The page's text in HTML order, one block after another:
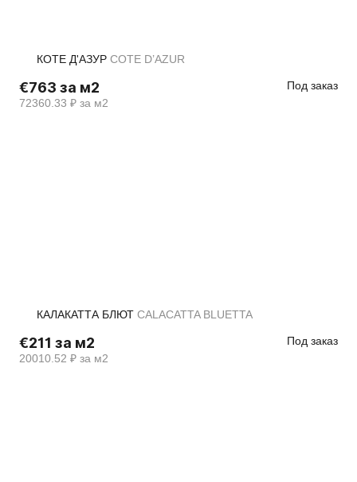
КОТЕ Д'АЗУР COTE D’AZUR
€763 за м2
72360.33 ₽ за м2
Под заказ
КАЛАКАТТА БЛЮТ CALACATTA BLUETTA
€211 за м2
20010.52 ₽ за м2
Под заказ